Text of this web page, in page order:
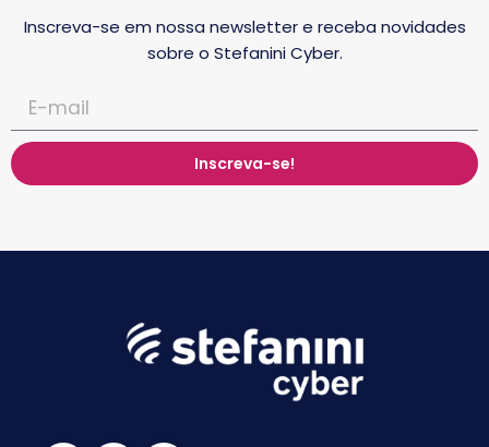
Inscreva-se em nossa newsletter e receba novidades
sobre o Stefanini Cyber.
Inscreva-se!